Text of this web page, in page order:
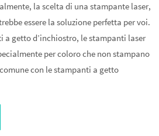
la scelta di una stampante laser,
essere la soluzione perfetta per voi.
a getto d’inchiostro, le stampanti laser
per coloro che non stampano
con le stampanti a getto